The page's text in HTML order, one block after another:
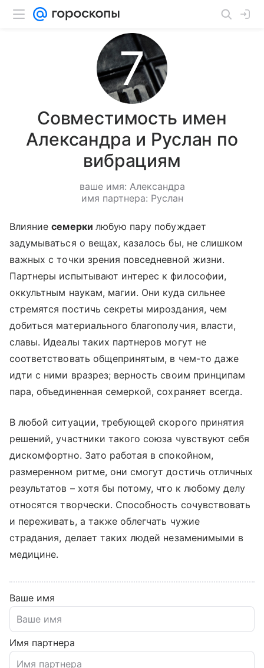
Совместимость имен
Александра и Руслан по
вибрациям
ваше имя: Александра
имя партнера: Руслан
Влияниесемерки любую пару побуждает
задумываться о вещах, казалось бы, не слишком
важных с точки зрения повседневной жизни.
Партнеры испытывают интерес к философии,
оккультным наукам, магии. Они куда сильнее
стремятся постичь секреты мироздания, чем
добиться материального благополучия, власти,
славы. Идеалы таких партнеров могут не
соответствовать общепринятым, в чем-то даже
идти с ними вразрез; верность своим принципам
пара, объединенная семеркой, сохраняет всегда.
В любой ситуации, требующей скорого принятия
решений, участники такого союза чувствуют себя
дискомфортно. Зато работая в спокойном,
размеренном ритме, они смогут достичь отличных
результатов – хотя бы потому, что к любому делу
относятся творчески. Способность сочувствовать
и переживать, а также облегчать чужие
страдания, делает таких людей незаменимыми в
медицине.
Ваше имя
Имя партнера